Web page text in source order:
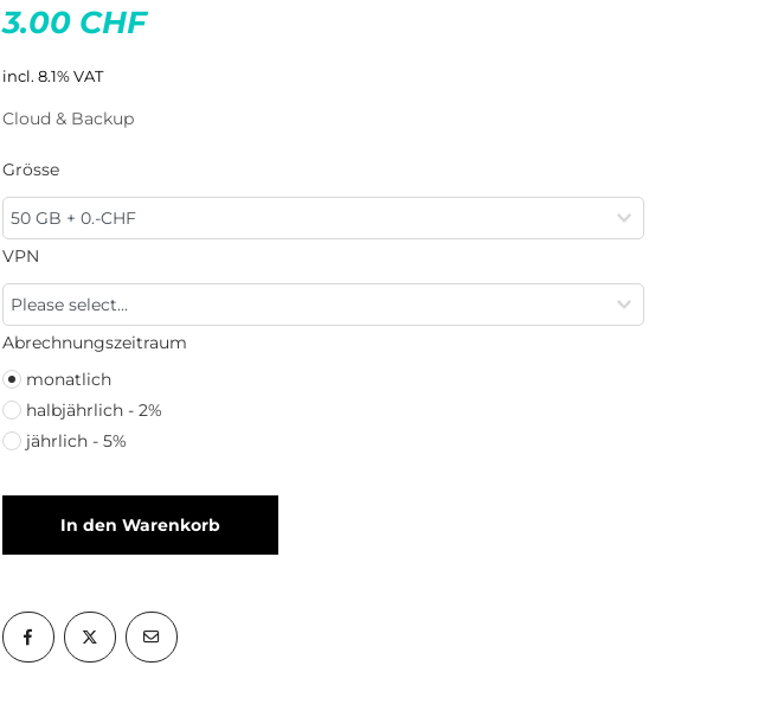
3.00 CHF
incl. 8.1% VAT
Cloud & Backup
Grösse
VPN
Abrechnungszeitraum
monatlich
halbjährlich - 2%
jährlich - 5%
In den Warenkorb